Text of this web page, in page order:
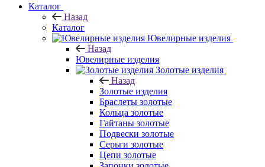
Каталог
Назад
Каталог
Ювелирные изделия
Назад
Ювелирные изделия
Золотые изделия
Назад
Золотые изделия
Браслеты золотые
Кольца золотые
Гайтаны золотые
Подвески золотые
Серьги золотые
Цепи золотые